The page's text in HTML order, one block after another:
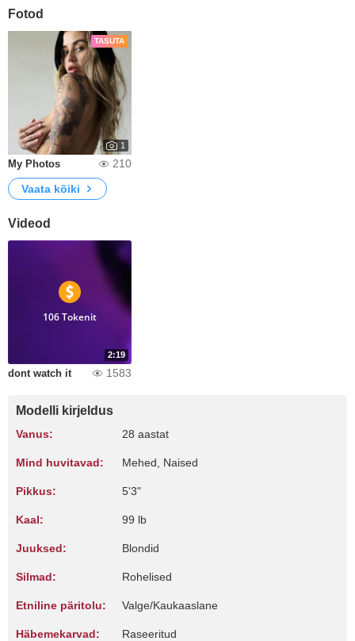
Fotod
TASUTA
1
My Photos
210
Vaata kõiki
Videod
2:19
106 Tokenit
dont watch it 1583
Modelli kirjeldus
Vanus: 28 aastat
Mind huvitavad: Mehed, Naised
Pikkus: 5'3"
Kaal: 99 lb
Juuksed: Blondid
Silmad: Rohelised
Etniline päritolu: Valge/Kaukaaslane
Häbemekarvad: Raseeritud